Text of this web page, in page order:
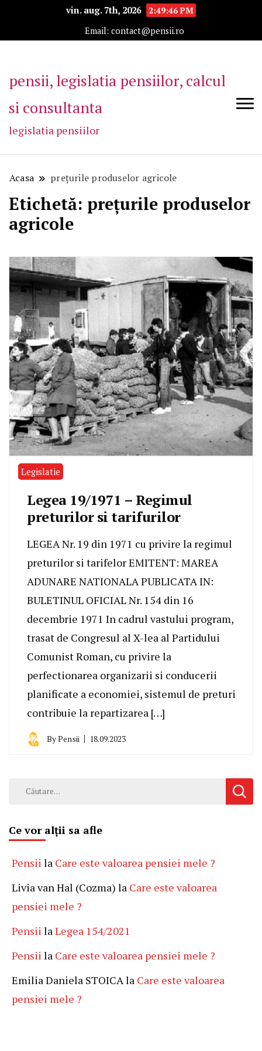
vin. aug. 7th, 2026
2:49:46 PM
Email: contact@pensii.ro
pensii, legislatia pensiilor, calcul
si consultanta
legislatia pensiilor
Acasa prețurile produselor agricole
Etichetă: prețurile produselor
agricole
Legislatie
Legea 19/1971 – Regimul
preturilor si tarifurilor
LEGEA Nr. 19 din 1971 cu privire la regimul
preturilor si tarifelor EMITENT: MAREA
ADUNARE NATIONALA PUBLICATA IN:
BULETINUL OFICIAL Nr. 154 din 16
decembrie 1971 In cadrul vastului program,
trasat de Congresul al X-lea al Partidului
Comunist Roman, cu privire la
perfectionarea organizarii si conducerii
planificate a economiei, sistemul de preturi
contribuie la repartizarea […]
ByPensii 18.09.2023
Caută
Ce vor alții sa afle
Pensii la Care este valoarea pensiei mele ?
Livia van Hal (Cozma) la Care este valoarea
pensiei mele ?
Pensii la Legea 154/2021
Pensii la Care este valoarea pensiei mele ?
Emilia Daniela STOICA la Care este valoarea
pensiei mele ?